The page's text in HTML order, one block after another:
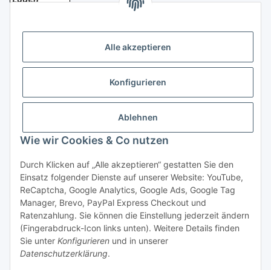
Alle akzeptieren
Konfigurieren
Ablehnen
Wie wir Cookies & Co nutzen
Durch Klicken auf „Alle akzeptieren“ gestatten Sie den
Einsatz folgender Dienste auf unserer Website: YouTube,
ReCaptcha, Google Analytics, Google Ads, Google Tag
Manager, Brevo, PayPal Express Checkout und
Ratenzahlung. Sie können die Einstellung jederzeit ändern
(Fingerabdruck-Icon links unten). Weitere Details finden
Sie unter Konfigurieren und in unserer
Datenschutzerklärung.
Rechtliches
Vertrag widerrufen
* Alle Preise inkl. gesetzlicher USt., zzgl.